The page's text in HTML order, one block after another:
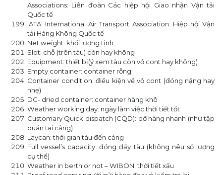
Associations: Liên đoàn Các hiệp hội Giao nhận Vận tải
Quốc tế
IATA: International Air Transport Association: Hiệp hội Vận
tải Hàng Không Quốc tế
Net weight: khối lượng tịnh
Slot: chỗ (trên tàu) còn hay không
Equipment: thiết bị(ý xem tàu còn vỏ cont hay không)
Empty container: container rỗng
Container condition: điều kiện về vỏ cont (đóng nặng hay
nhẹ)
DC- dried container: container hàng khô
Weather working day: ngày làm việc thời tiết tốt
Customary Quick dispatch (CQD): dỡ hàng nhanh (như tập
quán tại cảng)
Laycan: thời gian tàu đến cảng
Full vessel’s capacity: đóng đầy tàu (không nêu số lượng
cụ thể)
Weather in berth or not – WIBON: thời tiết xấu